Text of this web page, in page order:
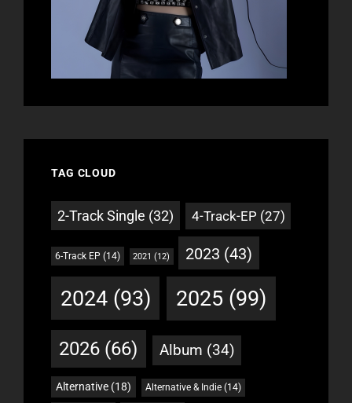
TAG CLOUD
2-Track Single (32) 4-Track-EP (27)
6-Track EP (14) 2021 (12) 2023 (43)
2024(93) 2025 (99)
2026 (66) Album (34)
Alternative (18) Alternative & Indie(14)